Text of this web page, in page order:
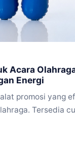
Acara
Energi
promosi yang
Tersedia